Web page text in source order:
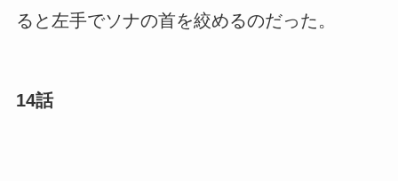
ると左手でソナの首を絞めるのだった。
14話